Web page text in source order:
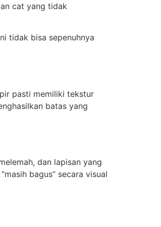
cat yang tidak
tidak bisa sepenuhnya
pasti memiliki tekstur
batas yang
dan lapisan yang
bagus” secara visual